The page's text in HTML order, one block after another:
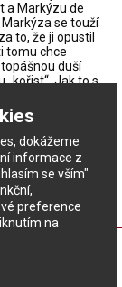
dokážeme
informace z
se vším"
preference
na
a Markýzu de
se touží
to, že ji opustil
tomu chce
duší
Jak to s
vztahy,
divadelní
silné příběhy